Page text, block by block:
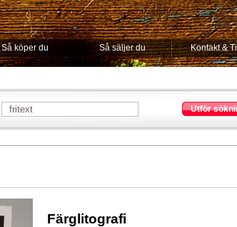
Så köper du Så säljer du Kontakt &
Utför
Färglitografi